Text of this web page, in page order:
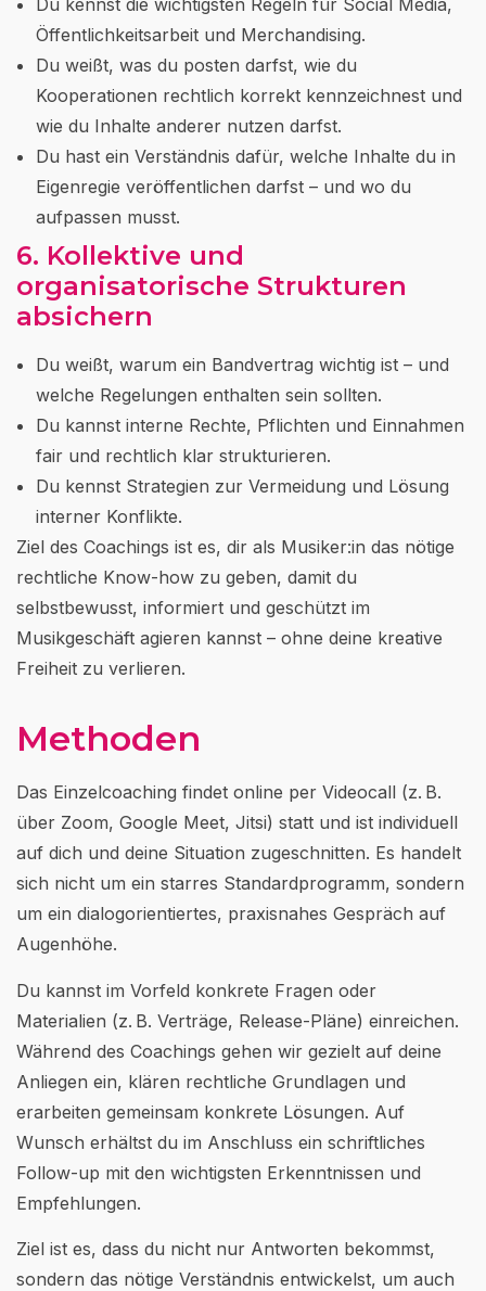
Du kennst die wichtigsten Regeln für Social Media,
Öffentlichkeitsarbeit und Merchandising.
Du weißt, was du posten darfst, wie du
Kooperationen rechtlich korrekt kennzeichnest und
wie du Inhalte anderer nutzen darfst.
Du hast ein Verständnis dafür, welche Inhalte du in
Eigenregie veröffentlichen darfst – und wo du
aufpassen musst.
6. Kollektive und
organisatorische Strukturen
absichern
Du weißt, warum ein Bandvertrag wichtig ist – und
welche Regelungen enthalten sein sollten.
Du kannst interne Rechte, Pflichten und Einnahmen
fair und rechtlich klar strukturieren.
Du kennst Strategien zur Vermeidung und Lösung
interner Konflikte.
Ziel des Coachings ist es, dir als Musiker:in das nötige
rechtliche Know-how zu geben, damit du
selbstbewusst, informiert und geschützt im
Musikgeschäft agieren kannst – ohne deine kreative
Freiheit zu verlieren.
Methoden
Das Einzelcoaching findet online per Videocall (z. B.
über Zoom, Google Meet, Jitsi) statt und ist individuell
auf dich und deine Situation zugeschnitten. Es handelt
sich nicht um ein starres Standardprogramm, sondern
um ein dialogorientiertes, praxisnahes Gespräch auf
Augenhöhe.
Du kannst im Vorfeld konkrete Fragen oder
Materialien (z. B. Verträge, Release-Pläne) einreichen.
Während des Coachings gehen wir gezielt auf deine
Anliegen ein, klären rechtliche Grundlagen und
erarbeiten gemeinsam konkrete Lösungen. Auf
Wunsch erhältst du im Anschluss ein schriftliches
Follow-up mit den wichtigsten Erkenntnissen und
Empfehlungen.
Ziel ist es, dass du nicht nur Antworten bekommst,
sondern das nötige Verständnis entwickelst, um auch